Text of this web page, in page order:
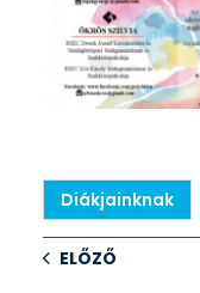
Diákjainknak
ELŐZŐ